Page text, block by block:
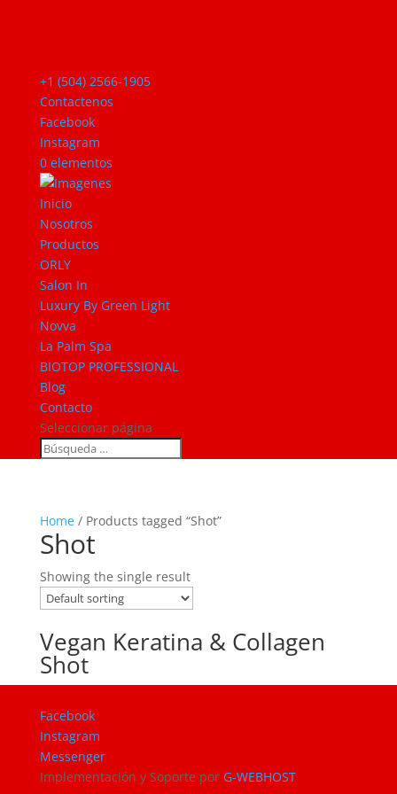
+1 (504) 2566-1905
Contactenos
Facebook
Instagram
0 elementos
Inicio
Nosotros
Productos
ORLY
Salon In
Luxury By Green Light
Novva
La Palm Spa
BIOTOP PROFESSIONAL
Blog
Contacto
Seleccionar página
Home/ Products tagged “Shot”
Shot
Showing the single result
Vegan Keratina & Collagen
Shot
Facebook
Instagram
Messenger
Implementación y Soporte por G-WEBHOST